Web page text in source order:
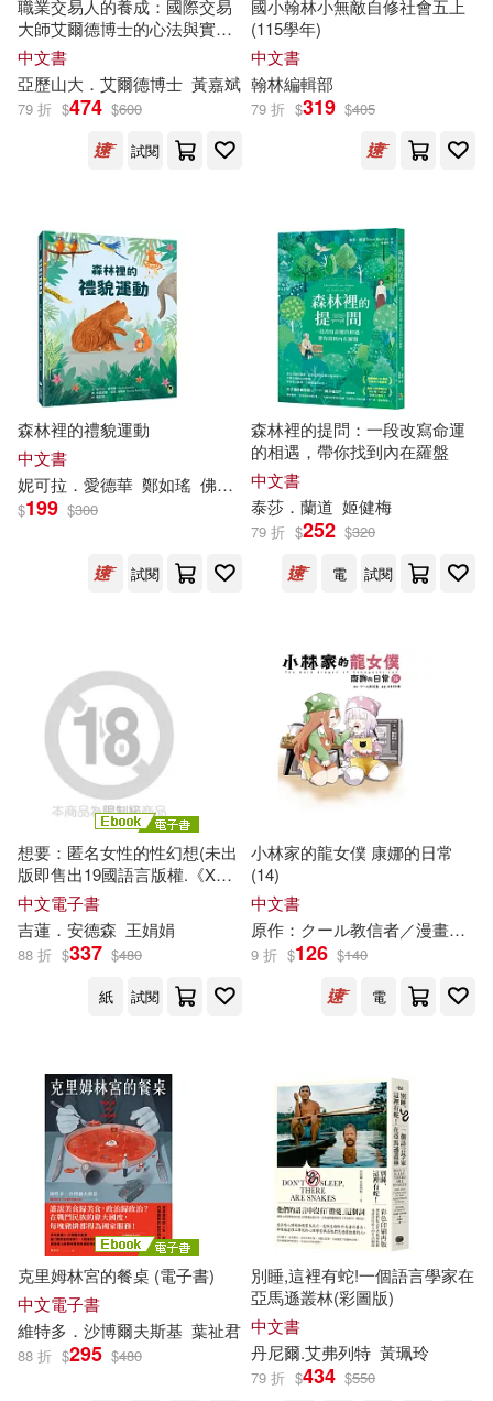
張哲銘(17) 張廣德(17)
張德芬(17)
本書編寫組編(17) 楊紅櫻(17)
行政院農業委員會林業試驗所編輯
委員(17)
詹文明(17) 鄧曉芒(17)
（英）托馬斯·哈代(17)
勇人(16) 崔鍾雷（主編）(16)
楊盛凃(16) 河添太一(16)
白有娟(16)
（美）戴爾·卡耐基(16)
（美）本傑明·富蘭克林(16)
（英）約瑟夫·魯德亞德·吉卜林(16)
（英）肯尼思·格雷厄姆(16)
中華台北特奧會(15)
國際特奧會(15) 岩井俊憲(15)
恵ノ島すず(15)
於永玉（編）(15)
會計從業資格考試命題研究組(15)
上海古籍出版社(114)
北京聯合出版公司(113)
吉林文史出版社(113)
復旦大學出版社(111)
知識產權出版社(111)
立信會計出版社(111)
北京科學技術出版社(110)
作家出版社(108)
方志出版社(108)
湖南文藝出版社(108)
音樂之橋(107)
北京出版社(106)
陝西師範大學出版社(106)
中國政法大學出版社(102)
中國財政經濟出版社(102)
Chandos(101)
天下文化(101)
職業交易人的養成：國際交易
大師艾爾德博士的心法與實戰
完整指南
中文書
亞歷山大．艾爾德博士 黃嘉斌
79 折 $474 $600
試閱
國小翰林小無敵自修社會五上
(115學年)
中文書
翰林編輯部
79 折 $319 $405
森林裡的禮貌運動
中文書
妮可拉．愛德華 鄭如瑤 佛羅妮雅．帕克-湯瑪斯（Feronia Parker-Thomas）
$199 $300
試閱
森林裡的提問：一段改寫命運
的相遇，帶你找到內在羅盤
中文書
泰莎．蘭道 姬健梅
79 折 $252 $320
電
試閱
想要：匿名女性的性幻想(未出
版即售出19國語言版權.《X檔
案》《性愛自修室》吉蓮.安德
森Gillian Anderson編著) (電子
書)
中文電子書
吉蓮．安德森 王娟娟
88 折 $337 $480
紙
試閱
小林家的龍女僕 康娜的日常
(14)
中文書
原作：クール教信者／漫畫：木村光博
9 折 $126 $140
電
克里姆林宮的餐桌 (電子書)
中文電子書
維特多．沙博爾夫斯基 葉祉君
88 折 $295 $480
別睡,這裡有蛇!一個語言學家在
亞馬遜叢林(彩圖版)
中文書
丹尼爾.艾弗列特 黃珮玲
79 折 $434 $550